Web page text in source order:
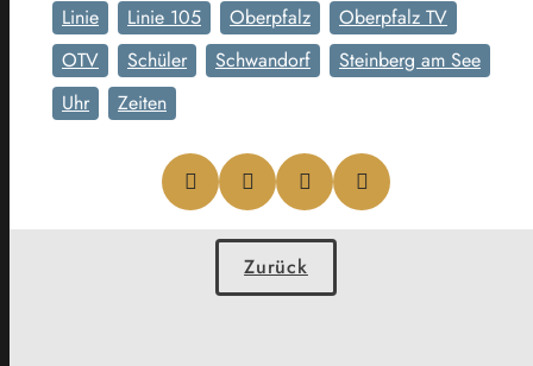
Linie
Linie 105 Oberpfalz
Oberpfalz TV
OTV
Schüler Schwandorf
Steinberg am See
Uhr
Zeiten
Zurück